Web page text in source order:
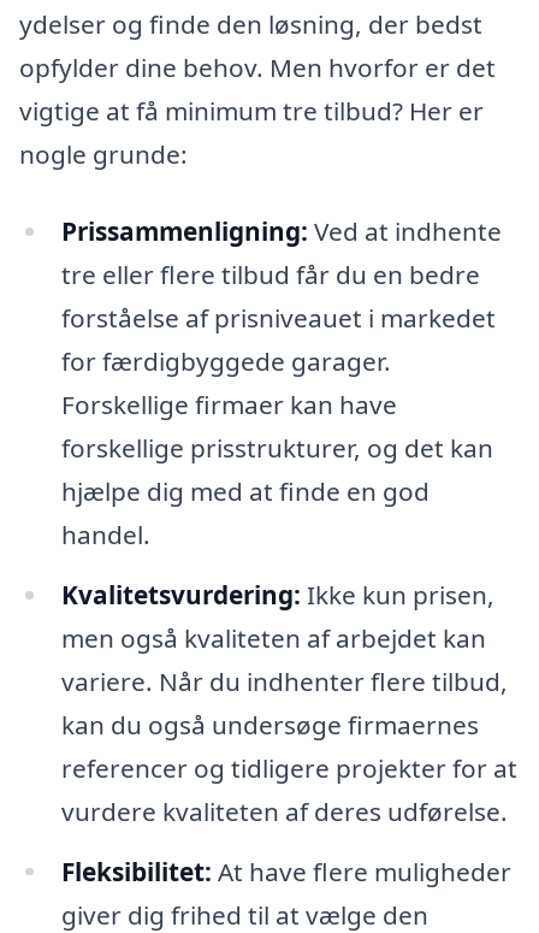
ydelser og finde den løsning, der bedst
opfylder dine behov. Men hvorfor er det
vigtige at få minimum tre tilbud? Her er
nogle grunde:
Prissammenligning: Ved at indhente
tre eller flere tilbud får du en bedre
forståelse af prisniveauet i markedet
for færdigbyggede garager.
Forskellige firmaer kan have
forskellige prisstrukturer, og det kan
hjælpe dig med at finde en god
handel.
Kvalitetsvurdering: Ikke kun prisen,
men også kvaliteten af arbejdet kan
variere. Når du indhenter flere tilbud,
kan du også undersøge firmaernes
referencer og tidligere projekter for at
vurdere kvaliteten af deres udførelse.
Fleksibilitet: At have flere muligheder
giver dig frihed til at vælge den